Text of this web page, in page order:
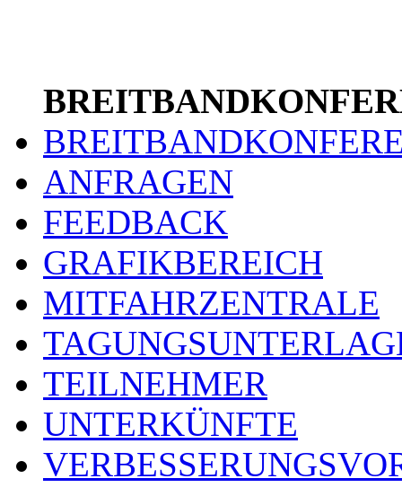
ANFRAGEN
FEEDBACK
GRAFIKBEREICH
MITFAHRZENTRALE
TEILNEHMER
UNTERKÜNFTE